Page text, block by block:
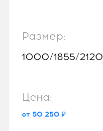
Размер:
1000/1855/2120
Цена:
от 50 250 ₽